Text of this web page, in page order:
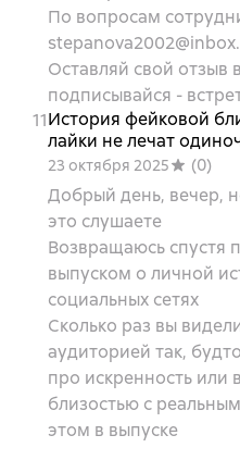
По вопросам
Оставляй свой отзыв
подписывайся -
11История фейковой
лайки не лечат
23 октября 2025
(0)
Добрый день, вечер,
это слушаете
Возвращаюсь спустя
выпуском о личной
социальных сетях
Сколько раз вы
аудиторией так,
про искренность или
близостью с
этом в выпуске